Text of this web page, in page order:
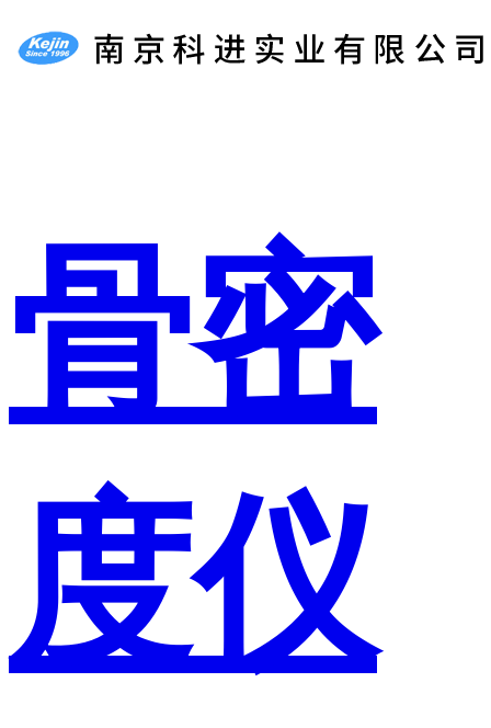
骨密
度仪